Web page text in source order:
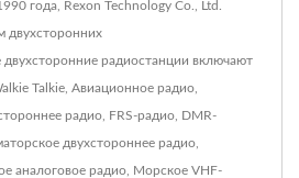
года, Rexon Technology Co., Ltd.
двухсторонних
радиостанции включают
Talkie, Авиационное радио,
радио, FRS-радио, DMR-
двухстороннее радио,
аналоговое радио, Морское VHF-